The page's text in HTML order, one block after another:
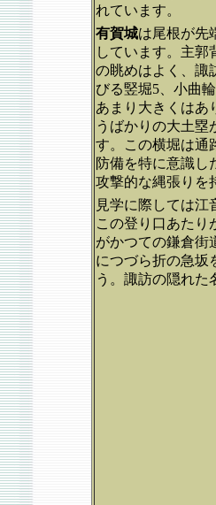
れています。
有賀城は尾根が先
しています。主郭
の眺めはよく、諏
びる竪堀5、小曲
あまり大きくはあ
うばかりの大土塁
す。この横堀は通
防備を特に意識し
攻撃的な縄張りを
見学に際しては
この登り口あたり
がかつての鎌倉街
につづら折の急坂
う。諏訪の隠れた